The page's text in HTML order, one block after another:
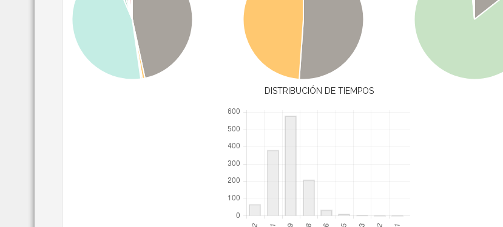
DISTRIBUCIÓN DE TIEMPOS